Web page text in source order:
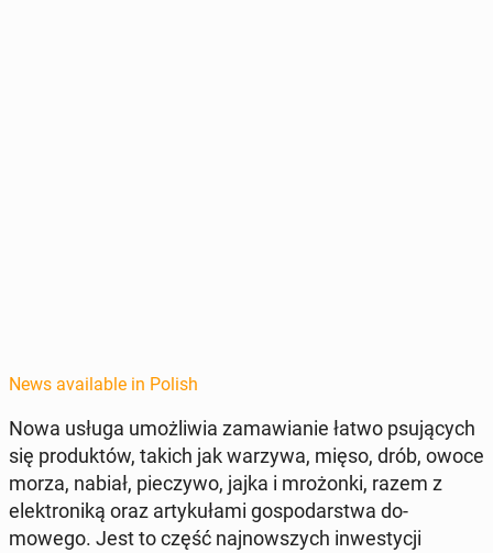
News available in Polish
Nowa usługa umożli­wia za­maw­ian­ie łatwo psu­ją­cych
się pro­duk­tów, takich jak warzywa, mięso, drób, owoce
morza, nabiał, pieczy­wo, jajka i mrożon­ki, razem z
elek­tron­iką oraz artykuła­mi gospo­darst­wa do­
mowego. Jest to część na­jnowszych in­west­y­cji